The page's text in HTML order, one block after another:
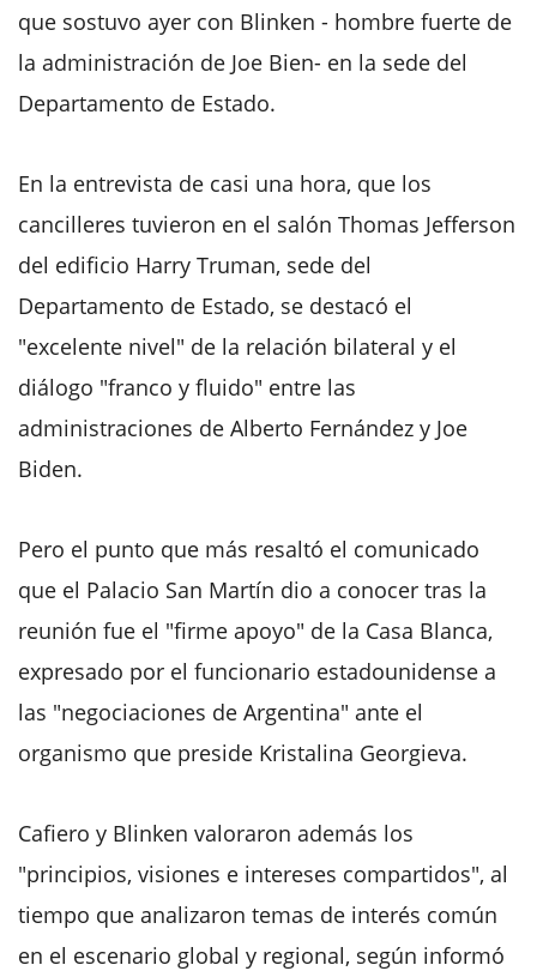
que sostuvo ayer con Blinken - hombre fuerte de
la administración de Joe Bien- en la sede del
Departamento de Estado.
En la entrevista de casi una hora, que los
cancilleres tuvieron en el salón Thomas Jefferson
del edificio Harry Truman, sede del
Departamento de Estado, se destacó el
"excelente nivel" de la relación bilateral y el
diálogo "franco y fluido" entre las
administraciones de Alberto Fernández y Joe
Biden.
Pero el punto que más resaltó el comunicado
que el Palacio San Martín dio a conocer tras la
reunión fue el "firme apoyo" de la Casa Blanca,
expresado por el funcionario estadounidense a
las "negociaciones de Argentina" ante el
organismo que preside Kristalina Georgieva.
Cafiero y Blinken valoraron además los
"principios, visiones e intereses compartidos", al
tiempo que analizaron temas de interés común
en el escenario global y regional, según informó